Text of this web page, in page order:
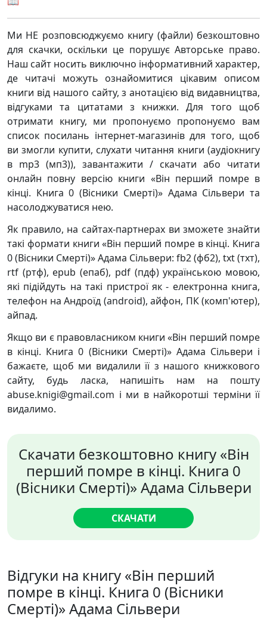
Ми НЕ розповсюджуємо книгу (файли) безкоштовно
для скачки, оскільки це порушує Авторське право.
Наш сайт носить виключно інформативний характер,
де читачі можуть ознайомитися цікавим описом
книги від нашого сайту, з анотацією від видавництва,
відгуками та цитатами з книжки. Для того щоб
отримати книгу, ми пропонуємо пропонуємо вам
список посилань інтернет-магазинів для того, щоб
ви змогли купити, слухати читання книги (аудіокнигу
в mp3 (мп3)), завантажити / скачати або читати
онлайн повну версію книги «Він перший помре в
кінці. Книга 0 (Вісники Смерті)» Адама Сільвери та
насолоджуватися нею.
Як правило, на сайтах-партнерах ви зможете знайти
такі формати книги «Він перший помре в кінці. Книга
0 (Вісники Смерті)» Адама Сільвери: fb2 (фб2), txt (тхт),
rtf (ртф), epub (епаб), pdf (пдф) українською мовою,
які підійдуть на такі пристрої як - електронна книга,
телефон на Андроїд (android), айфон, ПК (комп'ютер),
айпад.
Якщо ви є правовласником книги «Він перший помре
в кінці. Книга 0 (Вісники Смерті)» Адама Сільвери і
бажаєте, щоб ми видалили її з нашого книжкового
сайту, будь ласка, напишіть нам на пошту
abuse.knigi@gmail.com і ми в найкоротші терміни її
видалимо.
Скачати безкоштовно книгу «Він
перший помре в кінці. Книга 0
(Вісники Смерті)» Адама Сільвери
СКАЧАТИ
Відгуки на книгу «Він перший
помре в кінці. Книга 0 (Вісники
Смерті)» Адама Сільвери